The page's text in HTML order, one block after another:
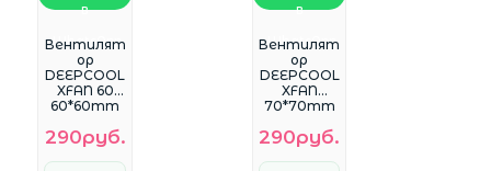
в
WhatsApp
Вентилят
ор
DEEPCOOL
XFAN 60
60*60mm
290руб.
в
WhatsApp
Вентилят
ор
DEEPCOOL
XFAN
70*70mm
290руб.